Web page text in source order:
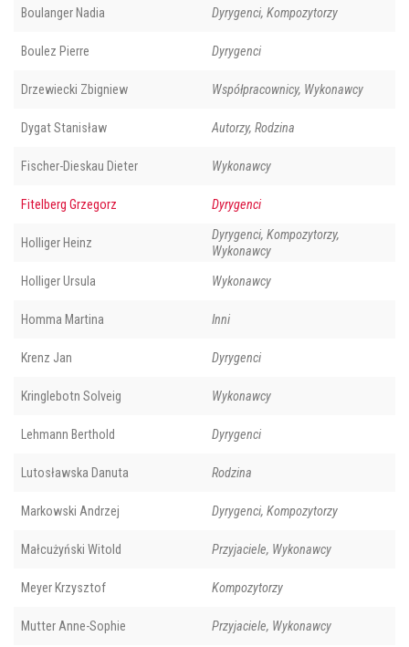
Boulanger Nadia Dyrygenci, Kompozytorzy
Boulez Pierre Dyrygenci
Drzewiecki Zbigniew Współpracownicy, Wykonawcy
Dygat Stanisław Autorzy, Rodzina
Fischer-Dieskau Dieter Wykonawcy
Fitelberg Grzegorz Dyrygenci
Holliger Heinz
Dyrygenci, Kompozytorzy,
Wykonawcy
Holliger Ursula Wykonawcy
Homma Martina Inni
Krenz Jan Dyrygenci
Kringlebotn Solveig Wykonawcy
Lehmann Berthold Dyrygenci
Lutosławska Danuta Rodzina
Markowski Andrzej Dyrygenci, Kompozytorzy
Małcużyński Witold Przyjaciele, Wykonawcy
Meyer Krzysztof Kompozytorzy
Mutter Anne-Sophie Przyjaciele, Wykonawcy